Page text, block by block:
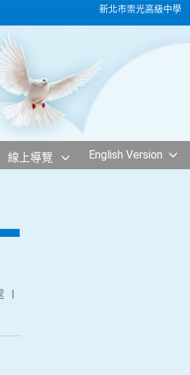
新北市崇光高級中學
線上導覽 English Version
|